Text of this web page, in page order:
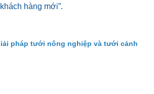
hàng mới”.
pháp tưới nông nghiệp và tưới cảnh